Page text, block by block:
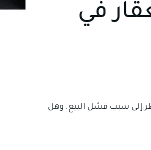
في
إلى سبب فشل البيع. وهل